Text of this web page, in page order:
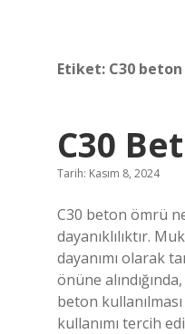
Etiket: C30
C30
Tarih: Kasım 8, 2024
C30 beton ömrü
dayanıklılıktır.
dayanımı olarak
önüne
beton
kullanımı tercih